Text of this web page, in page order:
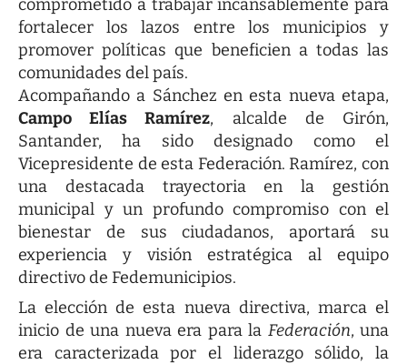
comprometido a trabajar incansablemente para
fortalecer los lazos entre los municipios y
promover políticas que beneficien a todas las
comunidades del país.
Acompañando a Sánchez en esta nueva etapa,
Campo Elías Ramírez, alcalde de Girón,
Santander, ha sido designado como el
Vicepresidente de esta Federación. Ramírez, con
una destacada trayectoria en la gestión
municipal y un profundo compromiso con el
bienestar de sus ciudadanos, aportará su
experiencia y visión estratégica al equipo
directivo de Fedemunicipios.
La elección de esta nueva directiva, marca el
inicio de una nueva era para la Federación, una
era caracterizada por el liderazgo sólido, la